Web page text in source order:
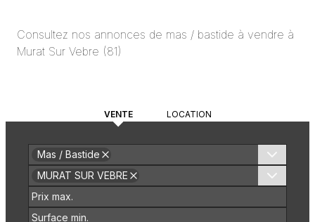
Consultez nos annonces de mas / bastide à vendre à
Murat Sur Vebre (81)
VENTE LOCATION
Mas / Bastide
MURAT SUR VEBRE